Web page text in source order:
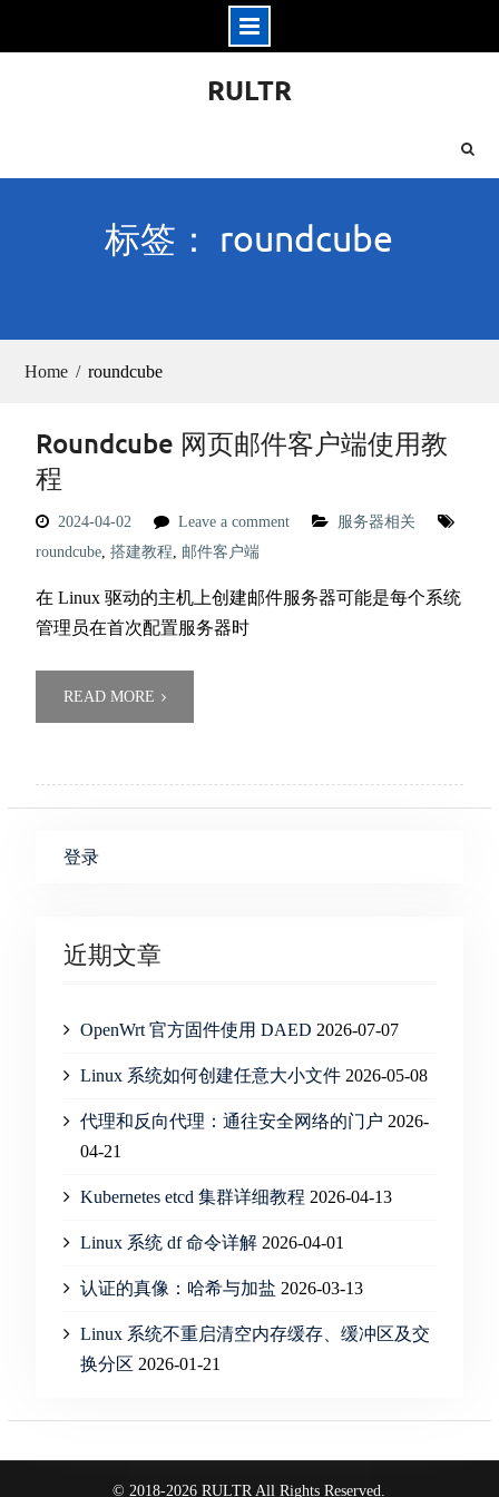
RULTR
标签： roundcube
Home roundcube
Roundcube 网页邮件客户端使用教
程
2024-04-02 Leave a comment
服务器相关
roundcube, 搭建教程, 邮件客户端
在 Linux 驱动的主机上创建邮件服务器可能是每个系统
管理员在首次配置服务器时
READ MORE
登录
近期文章
OpenWrt 官方固件使用 DAED 2026-07-07
Linux 系统如何创建任意大小文件 2026-05-08
代理和反向代理：通往安全网络的门户 2026-
04-21
Kubernetes etcd 集群详细教程 2026-04-13
Linux 系统 df 命令详解 2026-04-01
认证的真像：哈希与加盐 2026-03-13
Linux 系统不重启清空内存缓存、缓冲区及交
换分区 2026-01-21
© 2018-2026 RULTR All Rights Reserved.